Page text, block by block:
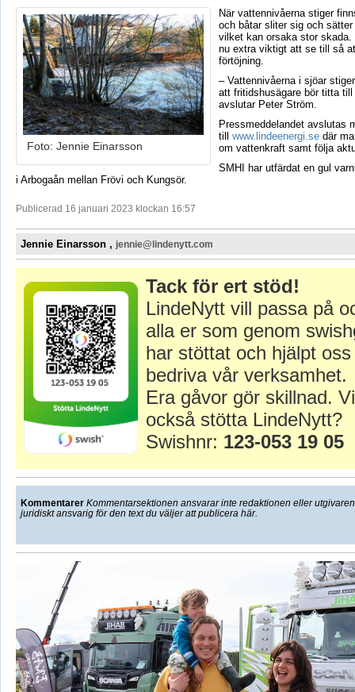
Foto: Jennie Einarsson
När vattennivåerna stiger
och båtar sliter sig och
vilket kan orsaka stor skada.
nu extra viktigt att se till så
förtöjning.
– Vattennivåerna i sjöar
att fritidshusägare bör titta till
avslutar Peter Ström.
Pressmeddelandet avslutas
till www.lindeenergi.sedär
om vattenkraft samt följa
SMHI har utfärdat en gul
i Arbogaån mellan Frövi och Kungsör.
Publicerad 16 januari 2023 klockan 16:57
Jennie Einarsson , jennie@lindenytt.com
Tack för ert stöd!
LindeNytt vill passa på
alla er som genom
har stöttat och hjälpt
bedriva vår verksamhet.
Era gåvor gör skillnad.
också stötta LindeNytt?
Swishnr: 123-053 19 05
Kommentarer Kommentarsektionen ansvarar inte redaktionen eller
juridiskt ansvarig för den text du väljer att publicera här.